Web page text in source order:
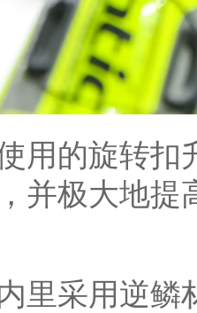
用的旋转扣
并极大地
里采用逆鳞